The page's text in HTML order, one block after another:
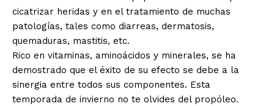
cicatrizar heridas y en el tratamiento de muchas
patologías, tales como diarreas, dermatosis,
quemaduras, mastitis, etc.
Rico en vitaminas, aminoácidos y minerales, se ha
demostrado que el éxito de su efecto se debe a la
sinergia entre todos sus componentes. Esta
temporada de invierno no te olvides del propóleo.